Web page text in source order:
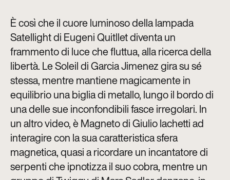
È così che il cuore luminoso della lampada
Satellight di Eugeni Quitllet diventa un
frammento di luce che fluttua, alla ricerca della
libertà. Le Soleil di Garcia Jimenez gira su sé
stessa, mentre mantiene magicamente in
equilibrio una biglia di metallo, lungo il bordo di
una delle sue inconfondibili fasce irregolari. In
un altro video, è Magneto di Giulio Iachetti ad
interagire con la sua caratteristica sfera
magnetica, quasi a ricordare un incantatore di
serpenti che ipnotizza il suo cobra, mentre un